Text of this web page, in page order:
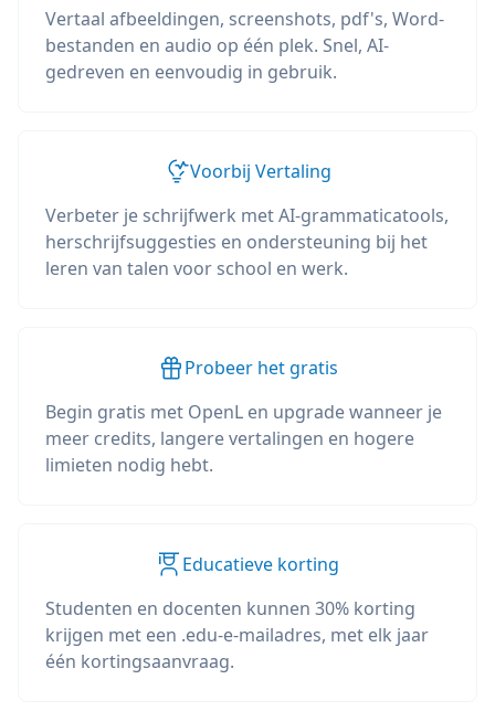
Vertaal afbeeldingen, screenshots, pdf's, Word-
bestanden en audio op één plek. Snel, AI-
gedreven en eenvoudig in gebruik.
Voorbij Vertaling
Verbeter je schrijfwerk met AI-grammaticatools,
herschrijfsuggesties en ondersteuning bij het
leren van talen voor school en werk.
Probeer het gratis
Begin gratis met OpenL en upgrade wanneer je
meer credits, langere vertalingen en hogere
limieten nodig hebt.
Educatieve korting
Studenten en docenten kunnen 30% korting
krijgen met een .edu-e-mailadres, met elk jaar
één kortingsaanvraag.